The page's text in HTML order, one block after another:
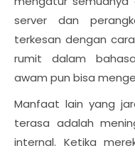
server dan
terkesan dengan
rumit dalam
awam pun bisa
Manfaat lain yang
terasa adalah
internal. Ketika